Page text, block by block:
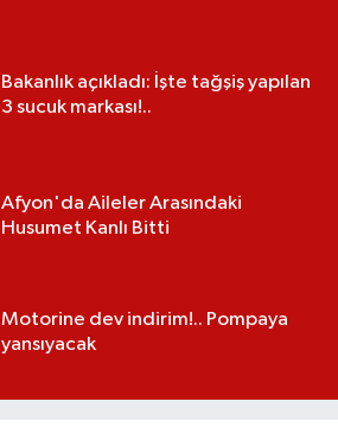
Bakanlık açıkladı: İşte tağşiş yapılan
3 sucuk markası!..
Afyon'da Aileler Arasındaki
Husumet Kanlı Bitti
Motorine dev indirim!.. Pompaya
yansıyacak